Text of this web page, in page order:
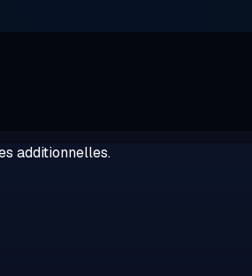
additionnelles.